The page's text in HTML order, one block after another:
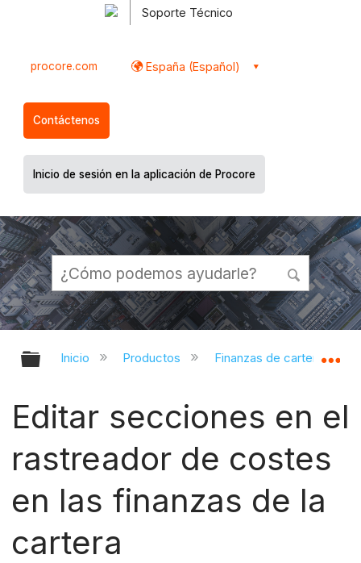
Soporte Técnico
procore.com España (Español)
Contáctenos
Inicio de sesión en la aplicación de Procore
Expandir/contraer jerarquía global
Inicio Productos Finanzas de cartera y
Editar secciones en el
rastreador de costes
en las finanzas de la
cartera